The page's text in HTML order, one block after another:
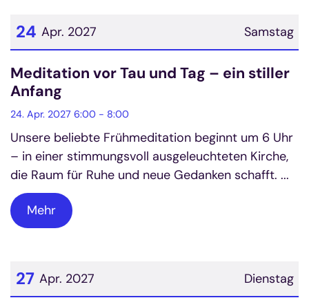
Samstag
24 Apr. 2027
Datum: 24. April 2027
Meditation vor Tau und Tag – ein stiller
Anfang
24. Apr. 2027 6:00 - 8:00
Unsere beliebte Frühmeditation beginnt um 6 Uhr
– in einer stimmungsvoll ausgeleuchteten Kirche,
die Raum für Ruhe und neue Gedanken schafft. ...
Mehr
Dienstag
27 Apr. 2027